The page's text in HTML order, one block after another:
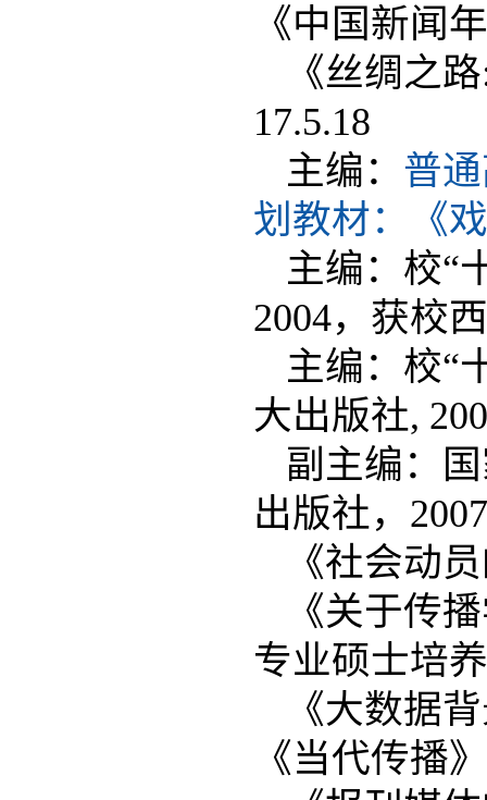
《中国新闻
《丝绸之
17.5.18
主编： 普
划教材：《
主编：校“
2004，获校
主编：校“
大出版社,
副主编：
出版社，2007
《社会动
《关于传
专业硕士培
《大数据
《当代传播